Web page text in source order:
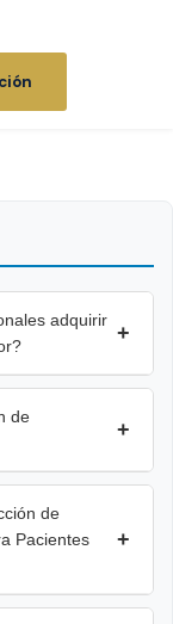
adquirir
+
de
+
de
Pacientes
+